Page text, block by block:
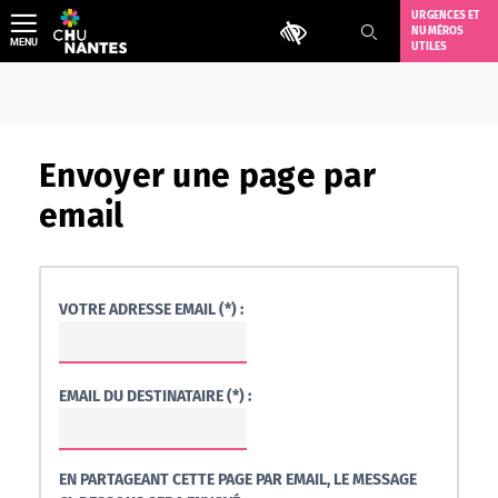
Aller
au
contenu
Outils d'accessibilité
URGENCES ET
NUMÉROS
UTILES
MENU
Envoyer une page par
email
VOTRE ADRESSE EMAIL (*) :
EMAIL DU DESTINATAIRE (*) :
EN PARTAGEANT CETTE PAGE PAR EMAIL, LE MESSAGE